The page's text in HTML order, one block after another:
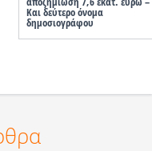
Και δεύτερο όνομα
δημοσιογράφου